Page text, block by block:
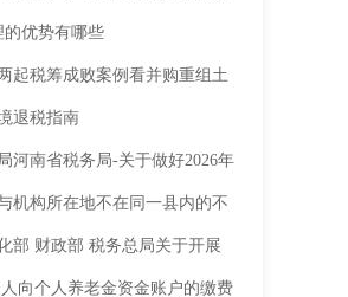
年版）》以及《资源综合利
目录（2021年版）》的公告财
展改革委 生态环境部公告2021
的优势有哪些
起税筹成败案例看并购重组土
险退税指南
河南省税务局-关于做好2026年
的集成电路企业或项目、软件
作的通知
机构所在地不在同一县内的不
适用的预征率是多少？
部 财政部 税务总局关于开展
值税加计抵减政策的工业母机企
向个人养老金资金账户的缴费